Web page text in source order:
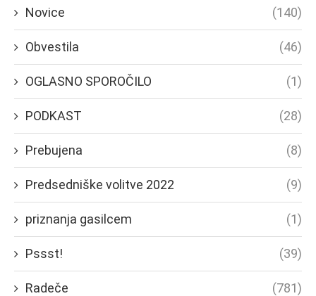
Novice (140)
Obvestila (46)
OGLASNO SPOROČILO (1)
PODKAST (28)
Prebujena (8)
Predsedniške volitve 2022 (9)
priznanja gasilcem (1)
Pssst! (39)
Radeče (781)